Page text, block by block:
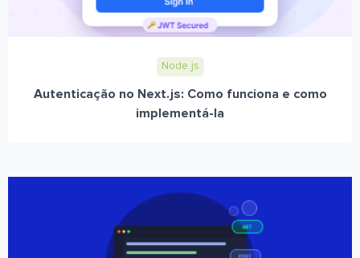
Node.js
Autenticação no Next.js: Como funciona e como
implementá-la